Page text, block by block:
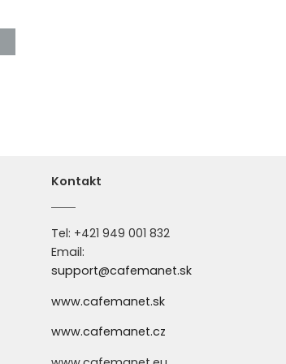
Kontakt
Tel: +421 949 001 832
Email:
support@cafemanet.sk
www.cafemanet.sk
www.cafemanet.cz